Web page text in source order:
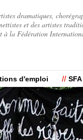
dramatiques,
et des artistes
la Fédération
d'emploi